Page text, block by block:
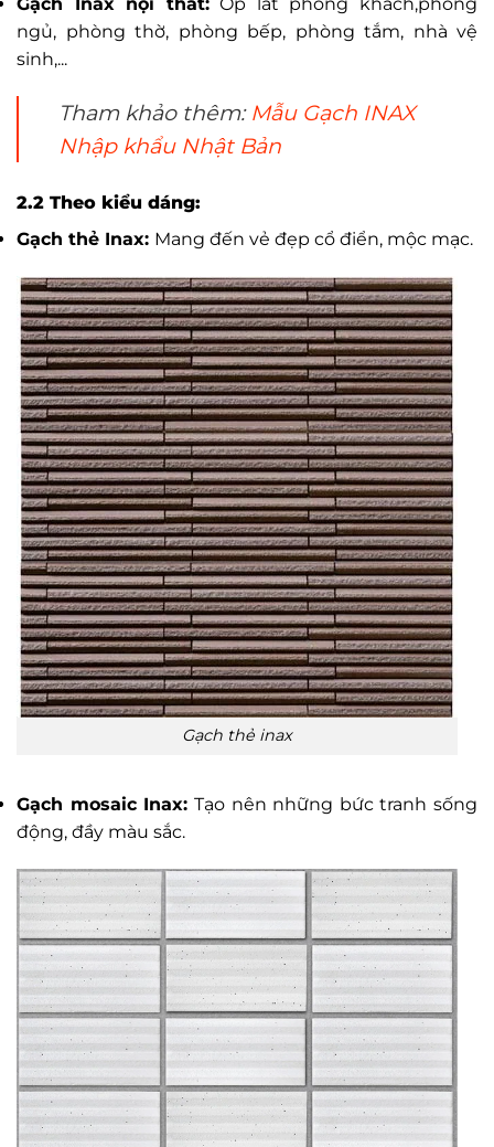
ngủ, phòng thờ, phòng bếp, phòng tắm, nhà vệ
sinh,...
Tham khảo thêm: Mẫu Gạch INAX
Nhập khẩu Nhật Bản
2.2 Theo kiểu dáng:
Gạch thẻ Inax: Mang đến vẻ đẹp cổ điển, mộc mạc.
Gạch thẻ inax
Gạch mosaic Inax: Tạo nên những bức tranh sống
động, đầy màu sắc.